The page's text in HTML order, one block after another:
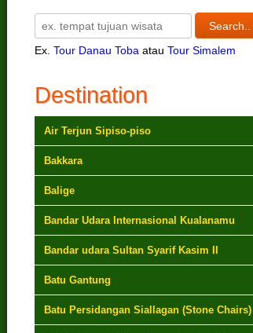
Ex. Tour Danau Toba atau Tour Simalem
Destination
Air Terjun Sipiso-piso
Bakkara
Balige
Bandar Udara Internasional Kualanamu
Bandar udara Sultan Syarif Kasim II
Batu Gantung
Batu Persidangan Siallagan (Stone Chairs)